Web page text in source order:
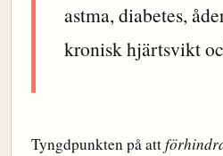
astma, diabetes,
kronisk hjärtsvikt
Tyngdpunkten på att